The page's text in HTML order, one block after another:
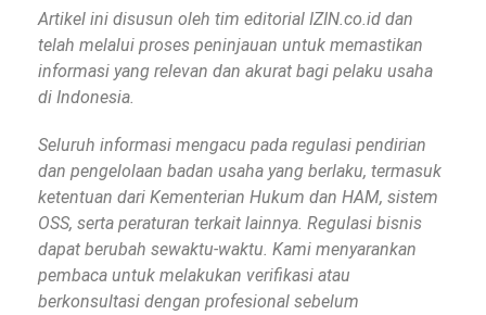
Artikel ini disusun oleh tim editorial IZIN.co.id dan
telah melalui proses peninjauan untuk memastikan
informasi yang relevan dan akurat bagi pelaku usaha
di Indonesia.
Seluruh informasi mengacu pada regulasi pendirian
dan pengelolaan badan usaha yang berlaku, termasuk
ketentuan dari Kementerian Hukum dan HAM, sistem
OSS, serta peraturan terkait lainnya. Regulasi bisnis
dapat berubah sewaktu-waktu. Kami menyarankan
pembaca untuk melakukan verifikasi atau
berkonsultasi dengan profesional sebelum